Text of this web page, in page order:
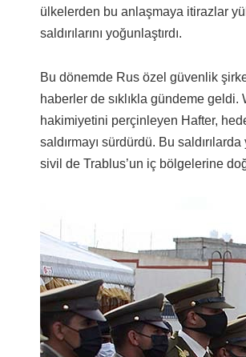
ülkelerden bu anlaşmaya itirazlar
saldırılarını yoğunlaştırdı.
Bu dönemde Rus özel güvenlik
haberler de sıklıkla gündeme geldi.
hakimiyetini perçinleyen Hafter,
saldırmayı sürdürdü. Bu
sivil de Trablus’un iç bölgelerine